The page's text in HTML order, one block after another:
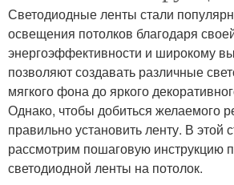
Светодиодные ленты стали
освещения потолков благодаря
энергоэффективности и широкому
позволяют создавать различные
мягкого фона до яркого
Однако, чтобы добиться желаемого
правильно установить ленту. В этой
рассмотрим пошаговую инструкцию
светодиодной ленты на потолок.